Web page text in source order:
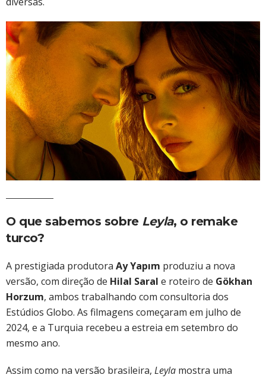
O que sabemos sobre Leyla, o remake
turco?
A prestigiada produtora Ay Yapım produziu a nova
versão, com direção de Hilal Saral e roteiro de Gökhan
Horzum, ambos trabalhando com consultoria dos
Estúdios Globo. As filmagens começaram em julho de
2024, e a Turquia recebeu a estreia em setembro do
mesmo ano.
Assim como na versão brasileira, Leyla mostra uma